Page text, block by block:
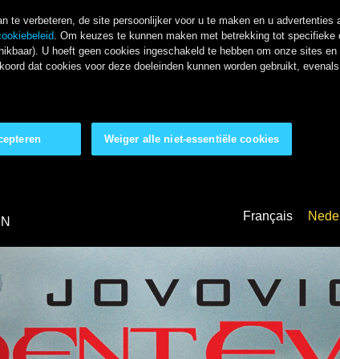
verbeteren, de site persoonlijker voor u te maken en u
. Om keuzes te kunnen maken met betrekking tot
U hoeft geen cookies ingeschakeld te hebben om onze sites
dat cookies voor deze doeleinden kunnen worden gebruikt,
Weiger alle niet-essentiële cookies
Français